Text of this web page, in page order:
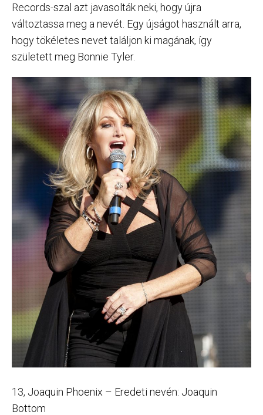
Records-szal azt javasolták neki, hogy újra
változtassa meg a nevét. Egy újságot használt arra,
hogy tökéletes nevet találjon ki magának, így
született meg Bonnie Tyler.
13, Joaquin Phoenix – Eredeti nevén: Joaquin
Bottom